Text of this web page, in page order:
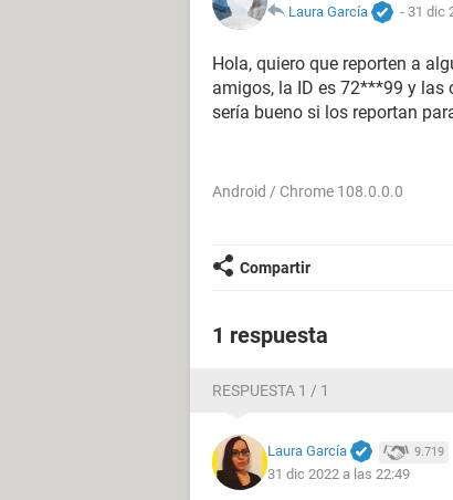
Laura García
- 31 dic
Hola, quiero que reporten a
amigos, la ID es 72***99 y
sería bueno si los reportan
Android / Chrome 108.0.0.0
Compartir
1 respuesta
RESPUESTA 1 / 1
Laura García 9.719
31 dic 2022 a las 22:49